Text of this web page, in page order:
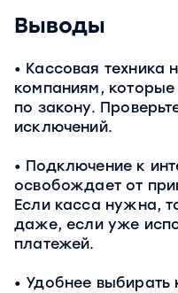
Выводы
Кассовая техника
компаниям,
по закону.
исключений.
Подключение к
освобождает от
Если касса нужна,
даже, если уже
платежей.
Удобнее выбирать